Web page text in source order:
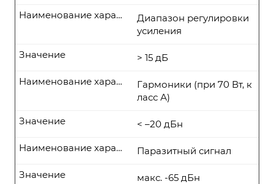
Диапазон регулировки
усиления
Наименование характеристики
> 15 дБ
Значение
Гармоники (при 70 Вт, к
ласс А)
Наименование характеристики
< –20 дБн
Значение
Паразитный сигнал
Наименование характеристики
макс. -65 дБн
Значение